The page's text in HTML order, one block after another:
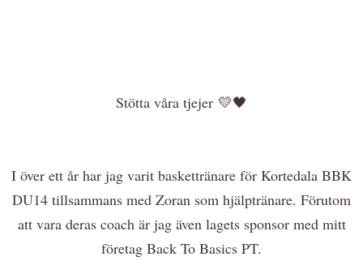
Stötta våra tjejer 💛🖤
I över ett år har jag varit baskettränare för Kortedala BBK
DU14 tillsammans med Zoran som hjälptränare. Förutom
att vara deras coach är jag även lagets sponsor med mitt
företag Back To Basics PT.